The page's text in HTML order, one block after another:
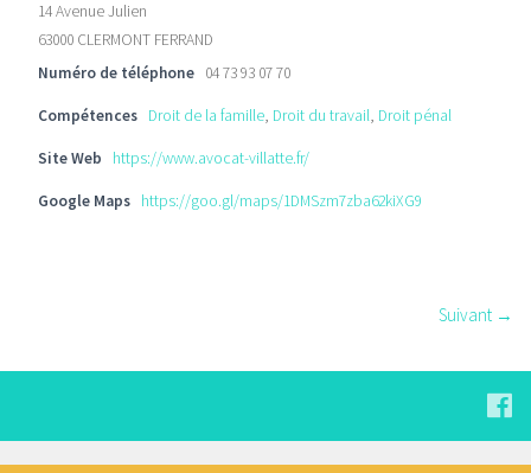
14 Avenue Julien
63000 CLERMONT FERRAND
Numéro de téléphone 04 73 93 07 70
Compétences Droit de la famille, Droit du travail, Droit pénal
Site Web https://www.avocat-villatte.fr/
Google Maps https://goo.gl/maps/1DMSzm7zba62kiXG9
Suivant →